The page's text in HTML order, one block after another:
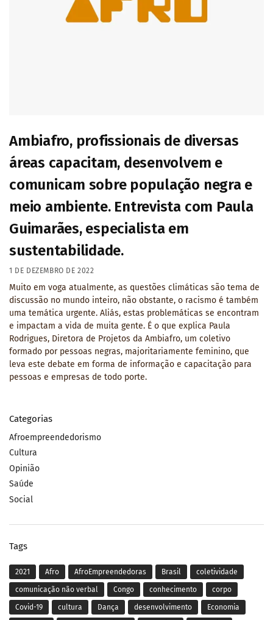
Ambiafro, profissionais de diversas
áreas capacitam, desenvolvem e
comunicam sobre população negra e
meio ambiente. Entrevista com Paula
Guimarães, especialista em
sustentabilidade.
1 DE DEZEMBRO DE 2022
Muito em voga atualmente, as questões climáticas são tema de
discussão no mundo inteiro, não obstante, o racismo é também
uma temática urgente. Aliás, estas problemáticas se encontram
e impactam a vida de muita gente. É o que explica Paula
Rodrigues, Diretora de Projetos da Ambiafro, um coletivo
formado por pessoas negras, majoritariamente feminino, que
leva este debate em forma de informação e capacitação para
pessoas e empresas de todo porte.
Categorias
Afroempreendedorismo
Cultura
Opinião
Saúde
Social
Tags
2021 Afro AfroEmpreendedoras Brasil coletividade
comunicação não verbal Congo conhecimento corpo
Covid-19 cultura Dança desenvolvimento Economia